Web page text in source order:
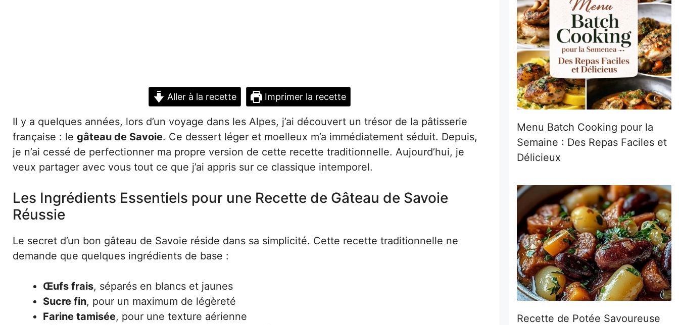
Aller à la recette Imprimer la recette
Il y a quelques années, lors d’un voyage dans les Alpes, j’ai découvert un trésor de la pâtisserie
française : le gâteau de Savoie. Ce dessert léger et moelleux m’a immédiatement séduit. Depuis,
je n’ai cessé de perfectionner ma propre version de cette recette traditionnelle. Aujourd’hui, je
veux partager avec vous tout ce que j’ai appris sur ce classique intemporel.
Les Ingrédients Essentiels pour une Recette de Gâteau de Savoie
Réussie
Le secret d’un bon gâteau de Savoie réside dans sa simplicité. Cette recette traditionnelle ne
demande que quelques ingrédients de base :
Œufs frais, séparés en blancs et jaunes
Sucre fin, pour un maximum de légèreté
Farine tamisée, pour une texture aérienne
Menu Batch Cooking pour la
Semaine : Des Repas Faciles et
Délicieux
Recette de Potée Savoureuse